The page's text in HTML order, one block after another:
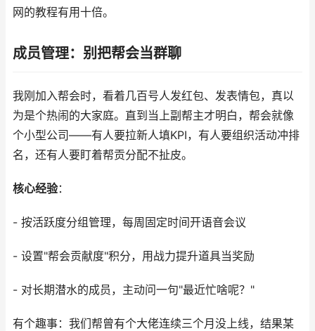
网的教程有用十倍。
成员管理：别把帮会当群聊
我刚加入帮会时，看着几百号人发红包、发表情包，真以
为是个热闹的大家庭。直到当上副帮主才明白，帮会就像
个小型公司——有人要拉新人填KPI，有人要组织活动冲排
名，还有人要盯着帮贡分配不扯皮。
核心经验：
- 按活跃度分组管理，每周固定时间开语音会议
- 设置"帮会贡献度"积分，用战力提升道具当奖励
- 对长期潜水的成员，主动问一句"最近忙啥呢？"
有个趣事：我们帮曾有个大佬连续三个月没上线，结果某